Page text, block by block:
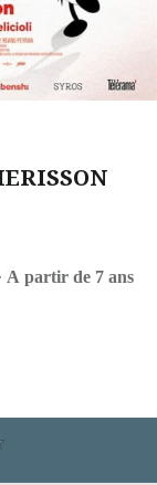
A partir de 7 ans